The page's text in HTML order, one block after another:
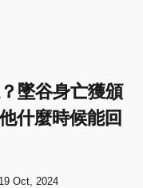
墜谷身亡獲頒
什麼時候能回
19 Oct, 2024